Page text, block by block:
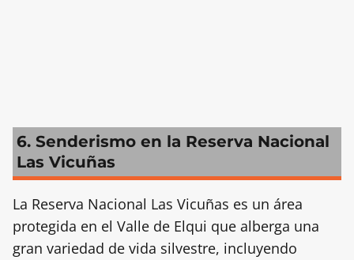
6. Senderismo en la Reserva Nacional
Las Vicuñas
La Reserva Nacional Las Vicuñas es un área
protegida en el Valle de Elqui que alberga una
gran variedad de vida silvestre, incluyendo